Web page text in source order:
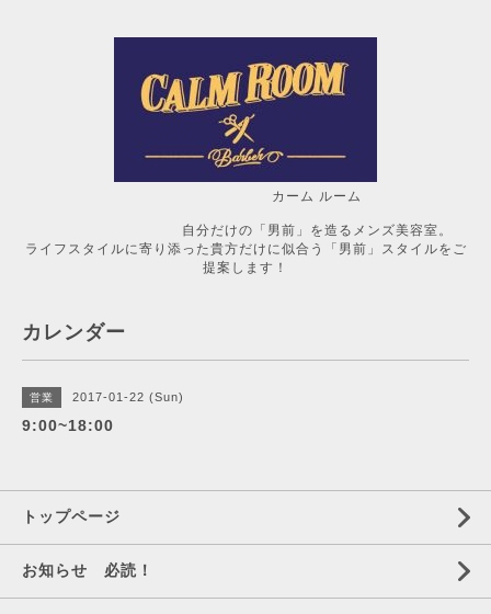
カーム ルーム
自分だけの「男前」を造るメンズ美容室。
ライフスタイルに寄り添った貴方だけに似合う「男前」スタイルをご
提案します！
カレンダー
営業 2017-01-22 (Sun)
9:00~18:00
トップページ
お知らせ 必読！